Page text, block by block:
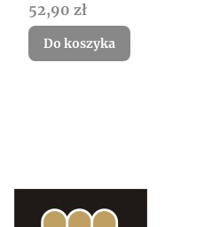
Cena
52,90 zł
Do koszyka